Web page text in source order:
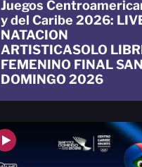
Juegos
y del Caribe 2026:
NATACION
ARTISTICASOLO
FEMENINO FINAL
DOMINGO 2026